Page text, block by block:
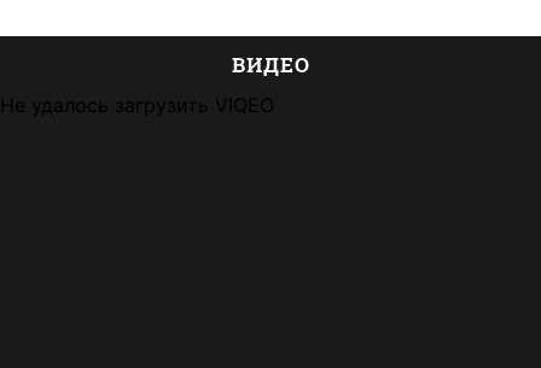
ВИДЕО
Не удалось загрузить VIQEO